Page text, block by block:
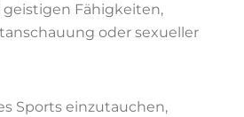
Fähigkeiten,
oder sexueller
Sports einzutauchen,